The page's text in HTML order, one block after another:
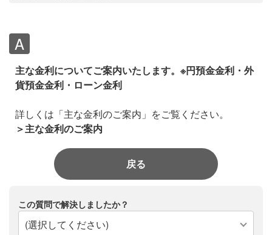
主な金利についてご案内いたします。※円預金金利・外
貨預金金利・ローン金利
詳しくは「主な金利のご案内」をご覧ください。
＞主な金利のご案内
戻る
この質問で解決しましたか？
(選択してください)